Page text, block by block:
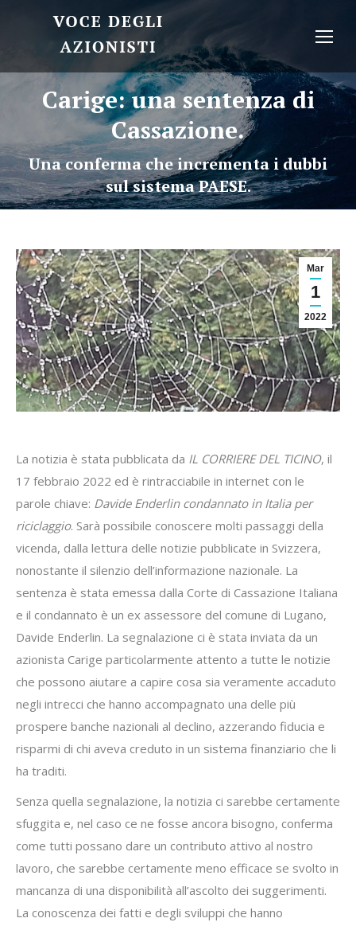
Carige: una sentenza di
Cassazione.
Una conferma che incrementa i dubbi
sul sistema PAESE.
Mar
1
2022
La notizia è stata pubblicata da IL CORRIERE DEL TICINO, il
17 febbraio 2022 ed è rintracciabile in internet con le
parole chiave: Davide Enderlin condannato in Italia per
riciclaggio. Sarà possibile conoscere molti passaggi della
vicenda, dalla lettura delle notizie pubblicate in Svizzera,
nonostante il silenzio dell’informazione nazionale. La
sentenza è stata emessa dalla Corte di Cassazione Italiana
e il condannato è un ex assessore del comune di Lugano,
Davide Enderlin. La segnalazione ci è stata inviata da un
azionista Carige particolarmente attento a tutte le notizie
che possono aiutare a capire cosa sia veramente accaduto
negli intrecci che hanno accompagnato una delle più
prospere banche nazionali al declino, azzerando fiducia e
risparmi di chi aveva creduto in un sistema finanziario che li
ha traditi.
Senza quella segnalazione, la notizia ci sarebbe certamente
sfuggita e, nel caso ce ne fosse ancora bisogno, conferma
come tutti possano dare un contributo attivo al nostro
lavoro, che sarebbe certamente meno efficace se svolto in
mancanza di una disponibilità all’ascolto dei suggerimenti.
La conoscenza dei fatti e degli sviluppi che hanno